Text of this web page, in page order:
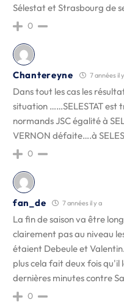
Sélestat et Strasbourg de
0
Chantereyne 7 années il
Dans tout les cas les
situation ……SELESTAT est
normands JSC égalité à
VERNON défaite….à
0
fan_de 7 années il y a
La fin de saison va être
clairement pas au niveau
étaient Debeule et
plus cela fait deux fois qu'il
dernières minutes contre
0